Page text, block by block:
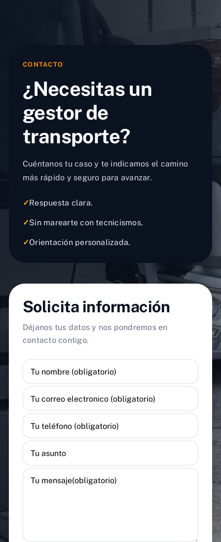
CONTACTO
¿Necesitas un
gestor de
transporte?
Cuéntanos tu caso y te indicamos el camino
más rápido y seguro para avanzar.
✓Respuesta clara.
✓Sin marearte con tecnicismos.
✓Orientación personalizada.
Solicita información
Déjanos tus datos y nos pondremos en
contacto contigo.